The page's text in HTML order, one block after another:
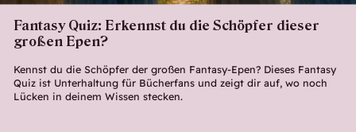
Fantasy Quiz: Erkennst du die Schöpfer dieser
großen Epen?
Kennst du die Schöpfer der großen Fantasy-Epen? Dieses Fantasy
Quiz ist Unterhaltung für Bücherfans und zeigt dir auf, wo noch
Lücken in deinem Wissen stecken.